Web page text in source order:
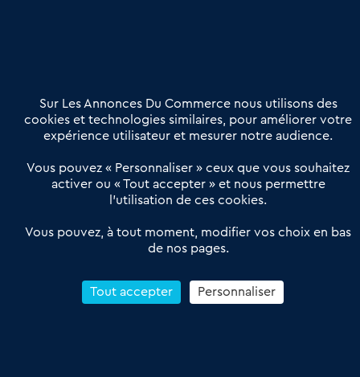
Offres Pro
Actualités
Qui sommes nous ?
Derniers articles
Réseau 3C : un partenaire national dédié aux transactions
Petitscommerces : Un partenariat au service du commerce de
proximité et des territoires
Reprendre un Restaurant Rapide
Sur Les Annonces Du Commerce nous utilisons des
cookies et technologies similaires, pour améliorer votre
expérience utilisateur et mesurer notre audience.
Vous pouvez « Personnaliser » ceux que vous souhaitez
activer ou « Tout accepter » et nous permettre
l’utilisation de ces cookies.
Vous pouvez, à tout moment, modifier vos choix en bas
de nos pages.
Tout accepter Personnaliser